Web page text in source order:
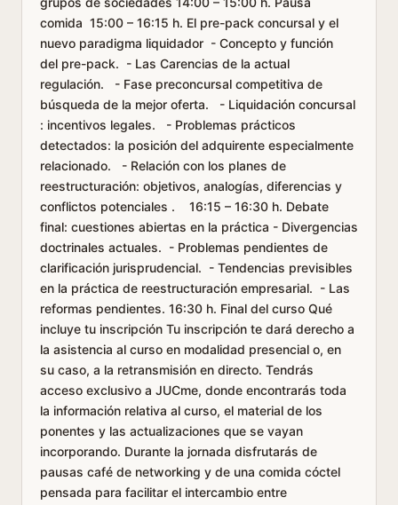
comida 15:00 – 16:15 h. El pre-pack concursal y el
nuevo paradigma liquidador - Concepto y función
del pre-pack. - Las Carencias de la actual
regulación. - Fase preconcursal competitiva de
búsqueda de la mejor oferta. - Liquidación concursal
: incentivos legales. - Problemas prácticos
detectados: la posición del adquirente especialmente
relacionado. - Relación con los planes de
reestructuración: objetivos, analogías, diferencias y
conflictos potenciales . 16:15 – 16:30 h. Debate
final: cuestiones abiertas en la práctica - Divergencias
doctrinales actuales. - Problemas pendientes de
clarificación jurisprudencial. - Tendencias previsibles
en la práctica de reestructuración empresarial. - Las
reformas pendientes. 16:30 h. Final del curso Qué
incluye tu inscripción Tu inscripción te dará derecho a
la asistencia al curso en modalidad presencial o, en
su caso, a la retransmisión en directo. Tendrás
acceso exclusivo a JUCme, donde encontrarás toda
la información relativa al curso, el material de los
ponentes y las actualizaciones que se vayan
incorporando. Durante la jornada disfrutarás de
pausas café de networking y de una comida cóctel
pensada para facilitar el intercambio entre